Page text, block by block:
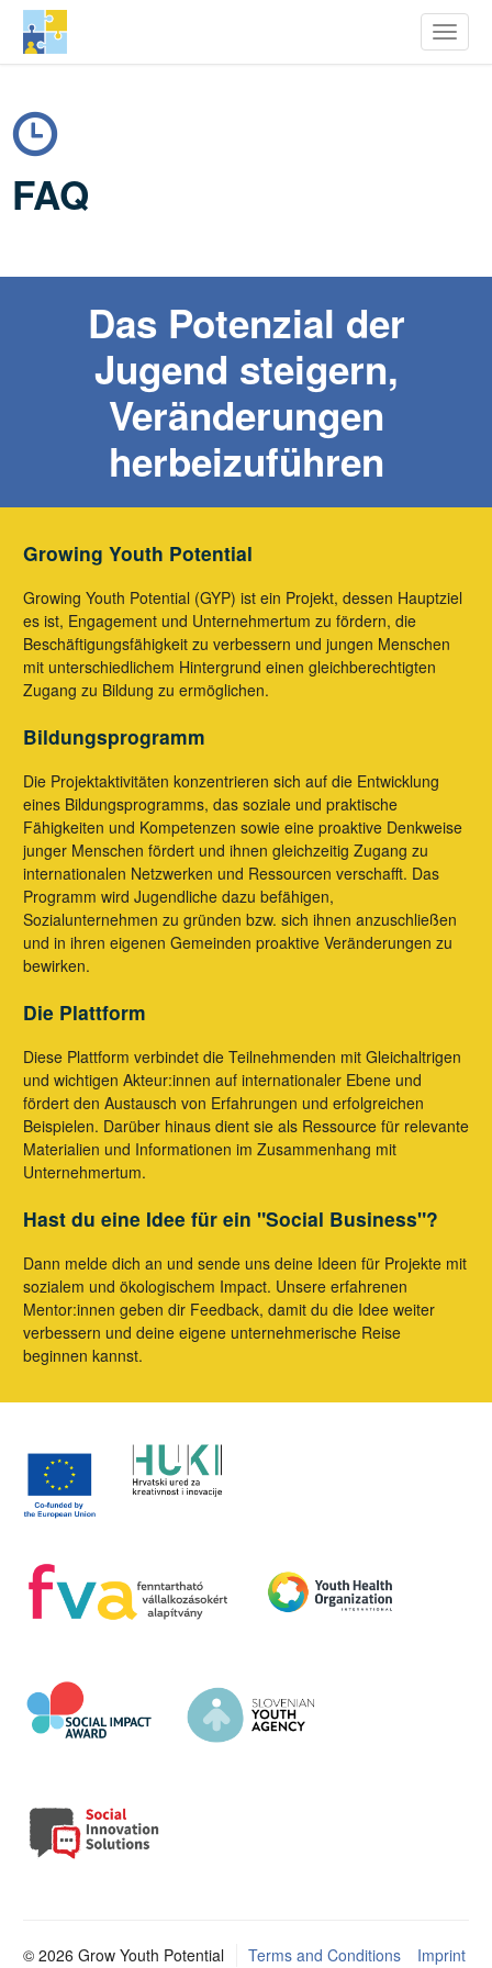
Inhalt
Youth Potential
FAQ
Das Potenzial der
Jugend steigern,
Veränderungen
herbeizuführen
Growing Youth Potential
Growing Youth Potential (GYP) ist ein Projekt, dessen Hauptziel
es ist, Engagement und Unternehmertum zu fördern, die
Beschäftigungsfähigkeit zu verbessern und jungen Menschen
mit unterschiedlichem Hintergrund einen gleichberechtigten
Zugang zu Bildung zu ermöglichen.
Bildungsprogramm
Die Projektaktivitäten konzentrieren sich auf die Entwicklung
eines Bildungsprogramms, das soziale und praktische
Fähigkeiten und Kompetenzen sowie eine proaktive Denkweise
junger Menschen fördert und ihnen gleichzeitig Zugang zu
internationalen Netzwerken und Ressourcen verschafft. Das
Programm wird Jugendliche dazu befähigen,
Sozialunternehmen zu gründen bzw. sich ihnen anzuschließen
und in ihren eigenen Gemeinden proaktive Veränderungen zu
bewirken.
Die Plattform
Diese Plattform verbindet die Teilnehmenden mit Gleichaltrigen
und wichtigen Akteur:innen auf internationaler Ebene und
fördert den Austausch von Erfahrungen und erfolgreichen
Beispielen. Darüber hinaus dient sie als Ressource für relevante
Materialien und Informationen im Zusammenhang mit
Unternehmertum.
Hast du eine Idee für ein "Social Business"?
Dann melde dich an und sende uns deine Ideen für Projekte mit
sozialem und ökologischem Impact. Unsere erfahrenen
Mentor:innen geben dir Feedback, damit du die Idee weiter
verbessern und deine eigene unternehmerische Reise
beginnen kannst.
© 2026 Grow Youth Potential Terms and Conditions Imprint